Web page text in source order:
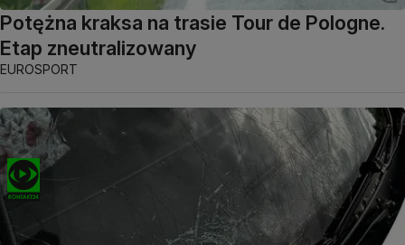
Potężna kraksa na trasie Tour de Pologne.
Etap zneutralizowany
EUROSPORT